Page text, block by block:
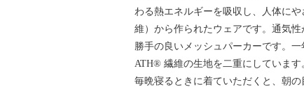
わる熱エネルギーを吸収し、人体に
維）から作られたウェアです。通気
勝手の良いメッシュパーカーです。
ATH® 繊維の生地を二重にしています
毎晩寝るときに着ていただくと、朝